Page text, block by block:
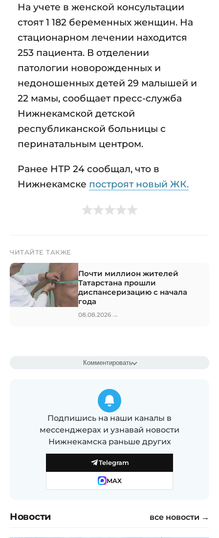
На учете в женской консультации
стоят 1 182 беременных женщин. На
стационарном лечении находится
253 пациента. В отделении
патологии новорожденных и
недоношенных детей 29 малышей и
22 мамы, сообщает пресс-служба
Нижнекамской детской
республиканской больницы с
перинатальным центром.
Ранее НТР 24 сообщал, что в
Нижнекамске построят новый ЖК.
ЧИТАЙТЕ ТАКЖЕ
Почти миллион жителей
Татарстана прошли
диспансеризацию с начала
года
08.08.2026 →
Комментировать
Подпишись на наши каналы в
мессенджерах и узнавай новости
Нижнекамска раньше других
Telegram
MAX
Новости все новости →